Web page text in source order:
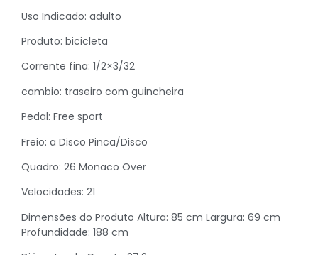
Uso Indicado: adulto
Produto: bicicleta
Corrente fina: 1/2×3/32
cambio: traseiro com guincheira
Pedal: Free sport
Freio: a Disco Pinca/Disco
Quadro: 26 Monaco Over
Velocidades: 21
Dimensões do Produto Altura: 85 cm Largura: 69 cm
Profundidade: 188 cm